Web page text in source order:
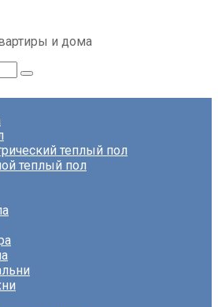
и дома
теплый пол
теплый пол